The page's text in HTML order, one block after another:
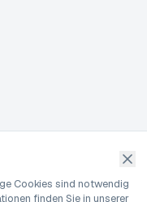
Cookies sind notwendig
finden Sie in unserer